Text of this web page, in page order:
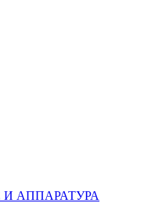
АППАРАТУРА